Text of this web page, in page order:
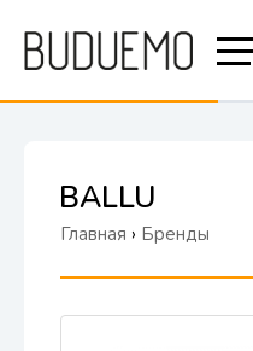
BALLU
Главная › Бренды